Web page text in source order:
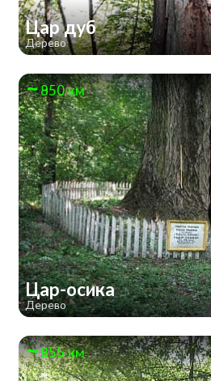
Цар дуб
Дерево
850 км
Цар-осика
Дерево
855 км